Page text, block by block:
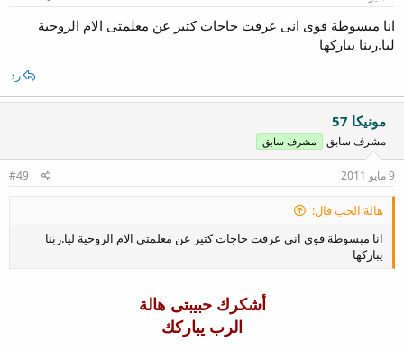
انا مبسوطة قوى انى عرفت حاجات كتير عن معلمتى الام الروحية
ليا.ربنا يباركها
رد
مونيكا 57
مشرف سابق مشرف سابق
9 مايو 2011 #49
هالة الحب قال:
انا مبسوطة قوى انى عرفت حاجات كتير عن معلمتى الام الروحية ليا.ربنا
يباركها
أشكرك حبيبتى هالة
الرب يباركك